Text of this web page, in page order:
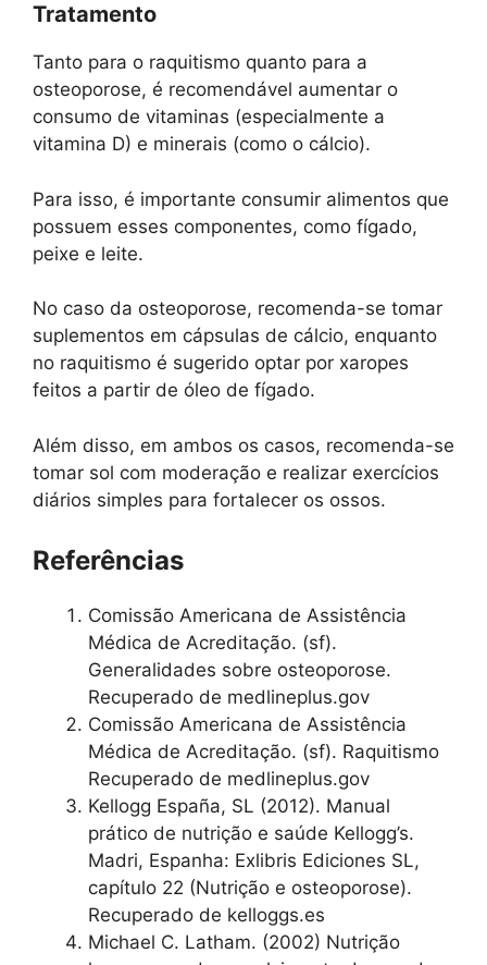
Tratamento
Tanto para o raquitismo quanto para a
osteoporose, é recomendável aumentar o
consumo de vitaminas (especialmente a
vitamina D) e minerais (como o cálcio).
Para isso, é importante consumir alimentos que
possuem esses componentes, como fígado,
peixe e leite.
No caso da osteoporose, recomenda-se tomar
suplementos em cápsulas de cálcio, enquanto
no raquitismo é sugerido optar por xaropes
feitos a partir de óleo de fígado.
Além disso, em ambos os casos, recomenda-se
tomar sol com moderação e realizar exercícios
diários simples para fortalecer os ossos.
Referências
Comissão Americana de Assistência
Médica de Acreditação. (sf).
Generalidades sobre osteoporose.
Recuperado de medlineplus.gov
Comissão Americana de Assistência
Médica de Acreditação. (sf). Raquitismo
Recuperado de medlineplus.gov
Kellogg España, SL (2012). Manual
prático de nutrição e saúde Kellogg’s.
Madri, Espanha: Exlibris Ediciones SL,
capítulo 22 (Nutrição e osteoporose).
Recuperado de kelloggs.es
Michael C. Latham. (2002) Nutrição